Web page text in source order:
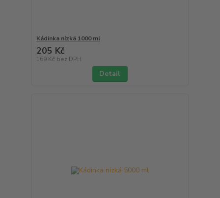
Kádinka nízká 1000 ml
205 Kč
169 Kč bez DPH
Detail